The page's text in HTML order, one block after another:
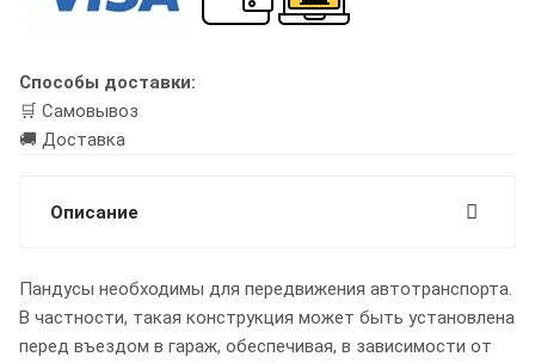
Способы доставки:
🛒 Самовывоз
🚚 Доставка
Описание
Пандусы необходимы для передвижения автотранспорта.
В частности, такая конструкция может быть установлена
перед въездом в гараж, обеспечивая, в зависимости от